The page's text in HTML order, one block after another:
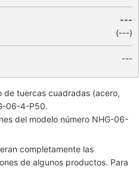
---
(---)
---
de tuercas cuadradas (acero,
06-4-P50.
del modelo número NHG-06-
completamente las
de algunos productos. Para